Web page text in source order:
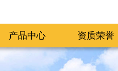
产品中心 资质荣誉